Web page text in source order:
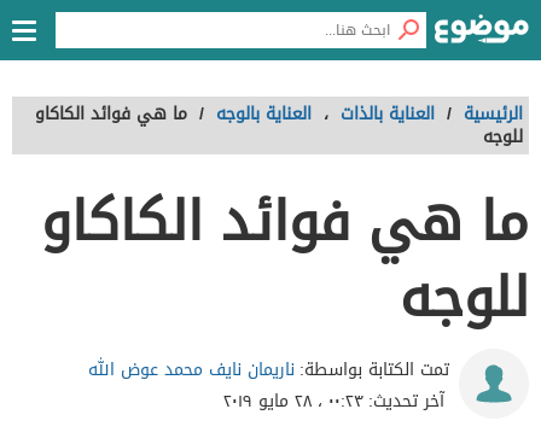
الرئيسية / العناية بالذات ، العناية بالوجه / ما هي فوائد الكاكاو
للوجه
ما هي فوائد الكاكاو
للوجه
تمت الكتابة بواسطة: ناريمان نايف محمد عوض الله
آخر تحديث:٠٠:٢٣ ، ٢٨ مايو ٢٠١٩